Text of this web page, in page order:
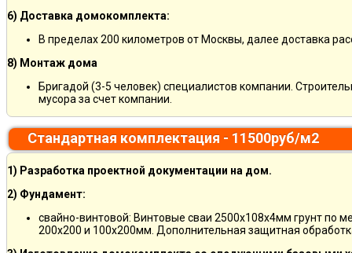
6) Доставка домокомплекта:
В пределах 200 километров от Москвы, далее доставка
8) Монтаж дома
Бригадой (3-5 человек) специалистов компании.
мусора за счет компании.
Стандартная комплектация - 11500руб/м2
1) Разработка проектной документации на дом.
2) Фундамент:
свайно-винтовой: Винтовые сваи 2500х108х4мм грунт по
200х200 и 100х200мм. Дополнительная защитная